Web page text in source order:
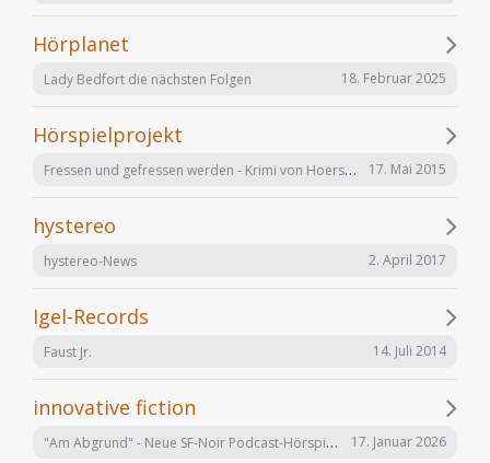
Hörplanet
Lady Bedfort die nächsten Folgen 18. Februar 2025
Hörspielprojekt
Fressen und gefressen werden - Krimi von Hoerspielprojekt.de 17. Mai 2015
hystereo
hystereo-News 2. April 2017
Igel-Records
Faust Jr. 14. Juli 2014
innovative fiction
"Am Abgrund" - Neue SF-Noir Podcast-Hörspielserie 17. Januar 2026